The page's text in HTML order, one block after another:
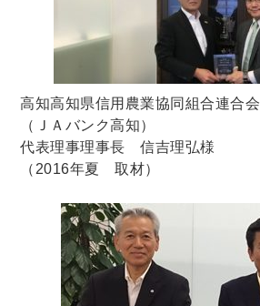
高知高知県信用農業協同組合連合会
（ＪＡバンク高知）
代表理事理事長 信吉理弘様
（2016年夏 取材）